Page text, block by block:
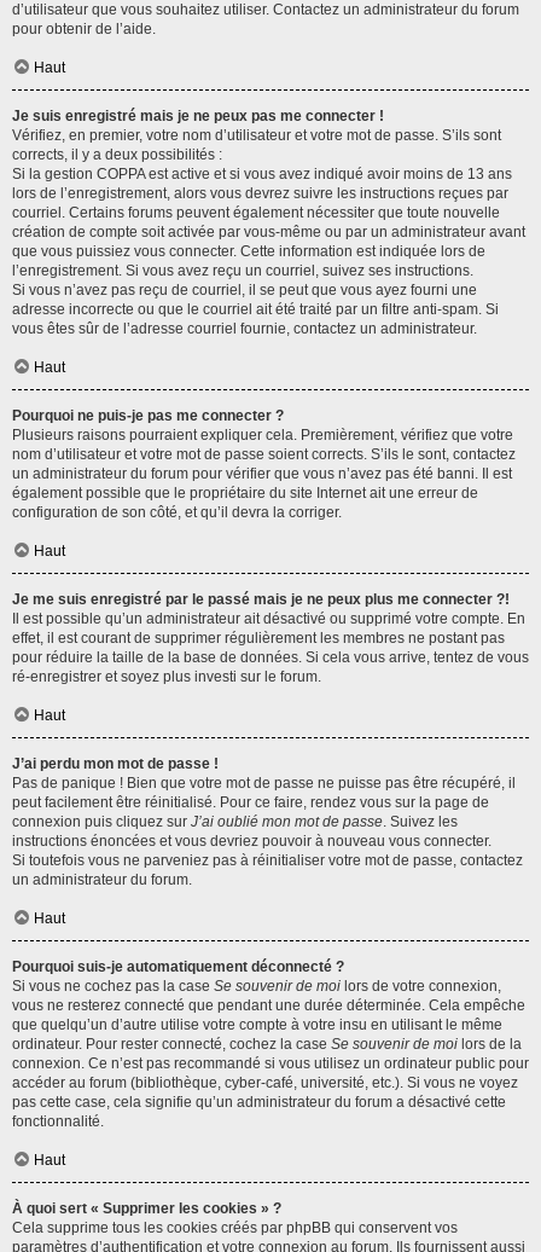
d’utilisateur que vous souhaitez utiliser. Contactez un administrateur du forum
pour obtenir de l’aide.
Haut
Je suis enregistré mais je ne peux pas me connecter !
Vérifiez, en premier, votre nom d’utilisateur et votre mot de passe. S’ils sont
corrects, il y a deux possibilités :
Si la gestion COPPA est active et si vous avez indiqué avoir moins de 13 ans
lors de l’enregistrement, alors vous devrez suivre les instructions reçues par
courriel. Certains forums peuvent également nécessiter que toute nouvelle
création de compte soit activée par vous-même ou par un administrateur avant
que vous puissiez vous connecter. Cette information est indiquée lors de
l’enregistrement. Si vous avez reçu un courriel, suivez ses instructions.
Si vous n’avez pas reçu de courriel, il se peut que vous ayez fourni une
adresse incorrecte ou que le courriel ait été traité par un filtre anti-spam. Si
vous êtes sûr de l’adresse courriel fournie, contactez un administrateur.
Haut
Pourquoi ne puis-je pas me connecter ?
Plusieurs raisons pourraient expliquer cela. Premièrement, vérifiez que votre
nom d’utilisateur et votre mot de passe soient corrects. S’ils le sont, contactez
un administrateur du forum pour vérifier que vous n’avez pas été banni. Il est
également possible que le propriétaire du site Internet ait une erreur de
configuration de son côté, et qu’il devra la corriger.
Haut
Je me suis enregistré par le passé mais je ne peux plus me connecter ?!
Il est possible qu’un administrateur ait désactivé ou supprimé votre compte. En
effet, il est courant de supprimer régulièrement les membres ne postant pas
pour réduire la taille de la base de données. Si cela vous arrive, tentez de vous
ré-enregistrer et soyez plus investi sur le forum.
Haut
J’ai perdu mon mot de passe !
Pas de panique ! Bien que votre mot de passe ne puisse pas être récupéré, il
peut facilement être réinitialisé. Pour ce faire, rendez vous sur la page de
connexion puis cliquez sur J’ai oublié mon mot de passe. Suivez les
instructions énoncées et vous devriez pouvoir à nouveau vous connecter.
Si toutefois vous ne parveniez pas à réinitialiser votre mot de passe, contactez
un administrateur du forum.
Haut
Pourquoi suis-je automatiquement déconnecté ?
Si vous ne cochez pas la case Se souvenir de moi lors de votre connexion,
vous ne resterez connecté que pendant une durée déterminée. Cela empêche
que quelqu’un d’autre utilise votre compte à votre insu en utilisant le même
ordinateur. Pour rester connecté, cochez la case Se souvenir de moi lors de la
connexion. Ce n’est pas recommandé si vous utilisez un ordinateur public pour
accéder au forum (bibliothèque, cyber-café, université, etc.). Si vous ne voyez
pas cette case, cela signifie qu’un administrateur du forum a désactivé cette
fonctionnalité.
Haut
À quoi sert « Supprimer les cookies » ?
Cela supprime tous les cookies créés par phpBB qui conservent vos
paramètres d’authentification et votre connexion au forum. Ils fournissent aussi